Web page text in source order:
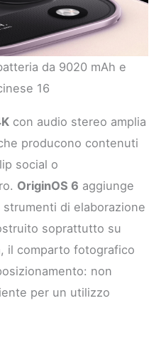
da 9020 mAh e
16
con audio stereo amplia
producono contenuti
social o
OriginOS 6 aggiunge
di elaborazione
soprattutto su
il comparto fotografico
non
per un utilizzo